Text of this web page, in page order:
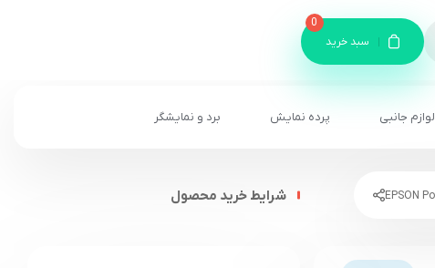
سبد خرید
0
لوازم جانبی پرده نمایش برد و نمایشگر
شرایط خرید محصول